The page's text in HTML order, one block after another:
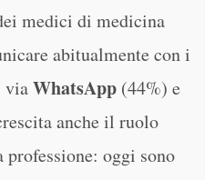
medici di medicina
abitualmente con i
viaWhatsApp (44%) e
anche il ruolo
professione: oggi sono